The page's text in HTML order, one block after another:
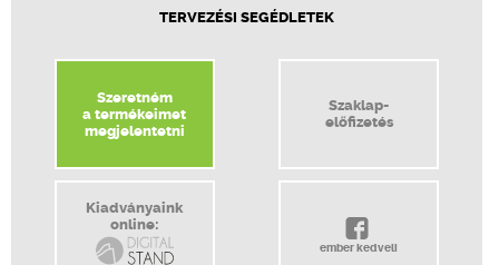
TERVEZÉSI SEGÉDLETEK
Szeretném
a termékeimet
megjelentetni
Szaklap-
előfizetés
Kiadványaink
online:
ember kedveli